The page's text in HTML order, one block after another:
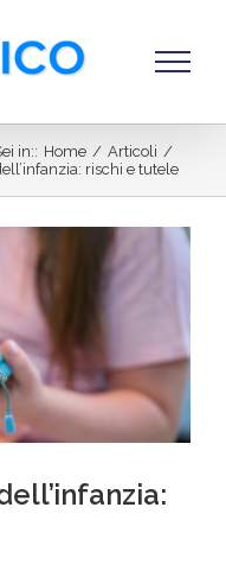
in:: Home / Articoli /
rischi e tutele